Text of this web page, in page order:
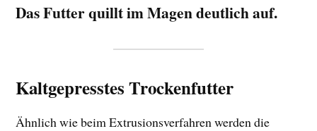
Das Futter quillt im Magen deutlich auf.
Kaltgepresstes Trockenfutter
Ähnlich wie beim Extrusionsverfahren werden die